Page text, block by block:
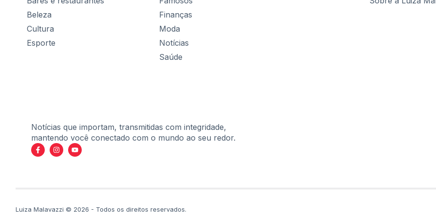
Beleza
Cultura
Esporte
Finanças
Moda
Notícias
Saúde
Notícias que importam, transmitidas com integridade,
mantendo você conectado com o mundo ao seu redor.
Luiza Malavazzi © 2026 - Todos os direitos reservados.